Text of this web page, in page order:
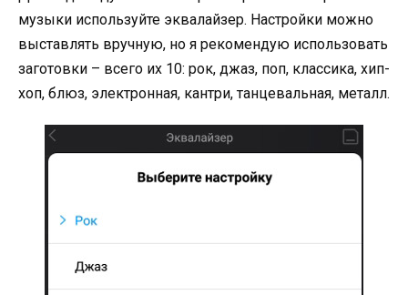
музыки используйте эквалайзер. Настройки можно
выставлять вручную, но я рекомендую использовать
заготовки – всего их 10: рок, джаз, поп, классика, хип-
хоп, блюз, электронная, кантри, танцевальная, металл.